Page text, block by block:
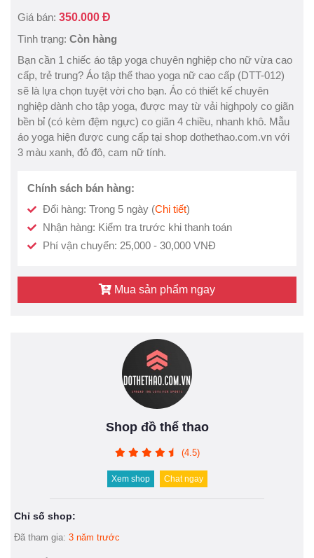
Giá bán: 350.000 Đ
Tình trạng: Còn hàng
Bạn cần 1 chiếc áo tập yoga chuyên nghiệp cho nữ vừa cao
cấp, trẻ trung? Áo tập thể thao yoga nữ cao cấp (DTT-012)
sẽ là lựa chọn tuyệt vời cho bạn. Áo có thiết kế chuyên
nghiệp dành cho tập yoga, được may từ vải highpoly co giãn
bền bỉ (có kèm đệm ngực) co giãn 4 chiều, nhanh khô. Mẫu
áo yoga hiện được cung cấp tại shop dothethao.com.vn với
3 màu xanh, đỏ đô, cam nữ tính.
Chính sách bán hàng:
Đổi hàng: Trong 5 ngày (Chi tiết)
Nhận hàng: Kiểm tra trước khi thanh toán
Phí vận chuyển: 25,000 - 30,000 VNĐ
Mua sản phẩm ngay
Shop đồ thể thao
(4.5)
Xem shop Chat ngay
Chỉ số shop:
Đã tham gia: 3 năm trước